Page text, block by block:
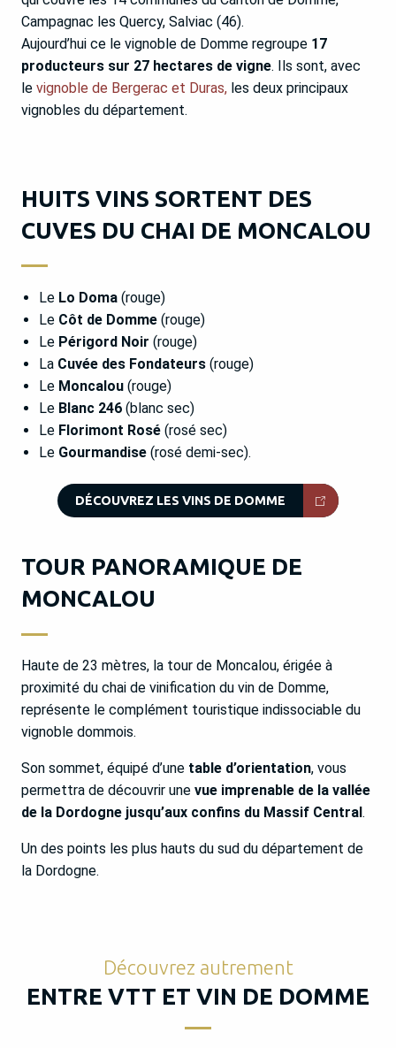
Campagnac les Quercy, Salviac (46).
Aujourd’hui ce le vignoble de Domme regroupe 17
producteurs sur 27 hectares de vigne. Ils sont, avec
le vignoble de Bergerac et Duras, les deux principaux
vignobles du département.
HUITS VINS SORTENT DES
CUVES DU CHAI DE MONCALOU
Le Lo Doma (rouge)
Le Côt de Domme (rouge)
Le Périgord Noir (rouge)
La Cuvée des Fondateurs (rouge)
Le Moncalou (rouge)
Le Blanc 246 (blanc sec)
Le Florimont Rosé (rosé sec)
Le Gourmandise (rosé demi-sec).
DÉCOUVREZ LES VINS DE DOMME
TOUR PANORAMIQUE DE
MONCALOU
Haute de 23 mètres, la tour de Moncalou, érigée à
proximité du chai de vinification du vin de Domme,
représente le complément touristique indissociable du
vignoble dommois.
Son sommet, équipé d’une table d’orientation, vous
permettra de découvrir une vue imprenable de la vallée
de la Dordogne jusqu’aux confins du Massif Central .
Un des points les plus hauts du sud du département de
la Dordogne.
Découvrez autrement
ENTRE VTT ET VIN DE DOMME